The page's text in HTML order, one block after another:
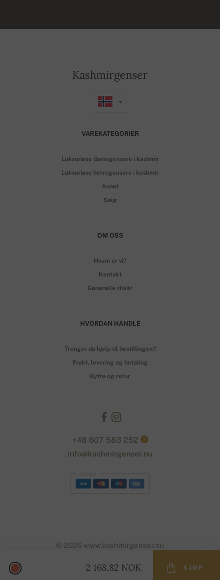
2 168,82 NOK KJØP
Kashmirgenser
VAREKATEGORIER
Luksuriøse damegensere i kashmir
Luksuriøse herregensere i kashmir
Annet
Salg
OM OSS
Hvem er vi?
Kontakt
Generelle vilkår
HVORDAN HANDLE
Trenger du hjelp til bestillingen?
Frakt, levering og betaling
Bytte og retur
+48 607 583 252 ?
info@kashmirgenser.nu
© 2026 www.kashmirgenser.nu
bynaum. | Powered by .